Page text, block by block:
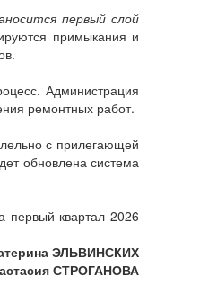
первый слой
примыкания и
Администрация
ремонтных работ.
с прилегающей
обновлена система
первый квартал 2026
ЭЛЬВИНСКИХ
СТРОГАНОВА